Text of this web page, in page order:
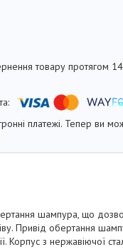
товару протягом
платежі. Тепер ви
шампура, що
Привід обертання
з нержавіючої